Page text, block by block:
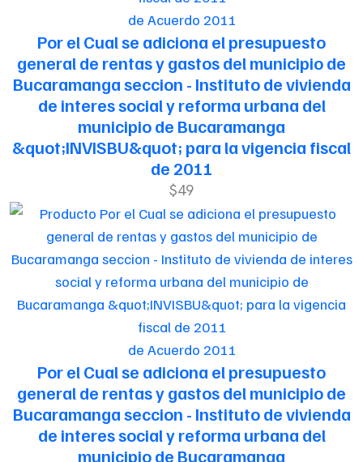
de Acuerdo 2011
Por el Cual se adiciona el presupuesto
general de rentas y gastos del municipio de
Bucaramanga seccion - Instituto de vivienda
de interes social y reforma urbana del
municipio de Bucaramanga
&quot;INVISBU&quot; para la vigencia fiscal
de 2011
$49
de Acuerdo 2011
Por el Cual se adiciona el presupuesto
general de rentas y gastos del municipio de
Bucaramanga seccion - Instituto de vivienda
de interes social y reforma urbana del
municipio de Bucaramanga